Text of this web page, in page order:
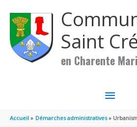
Saint
en Charente
MENU
Accueil Démarches administratives